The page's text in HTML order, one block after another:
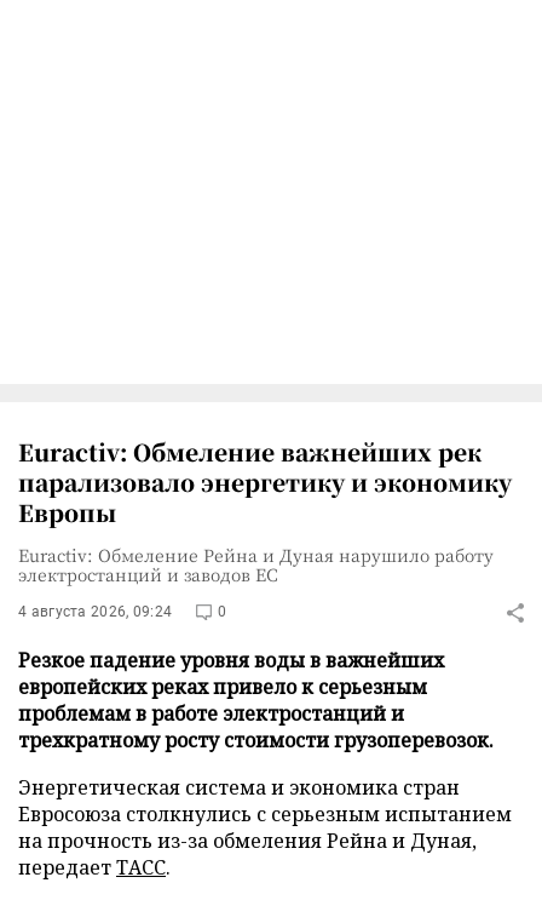
Euractiv: Обмеление важнейших рек
парализовало энергетику и экономику
Европы
Euractiv: Обмеление Рейна и Дуная нарушило работу
электростанций и заводов ЕС
4 августа 2026, 09:24 0
Резкое падение уровня воды в важнейших
европейских реках привело к серьезным
проблемам в работе электростанций и
трехкратному росту стоимости грузоперевозок.
Энергетическая система и экономика стран
Евросоюза столкнулись с серьезным испытанием
на прочность из-за обмеления Рейна и Дуная,
передаетТАСС.